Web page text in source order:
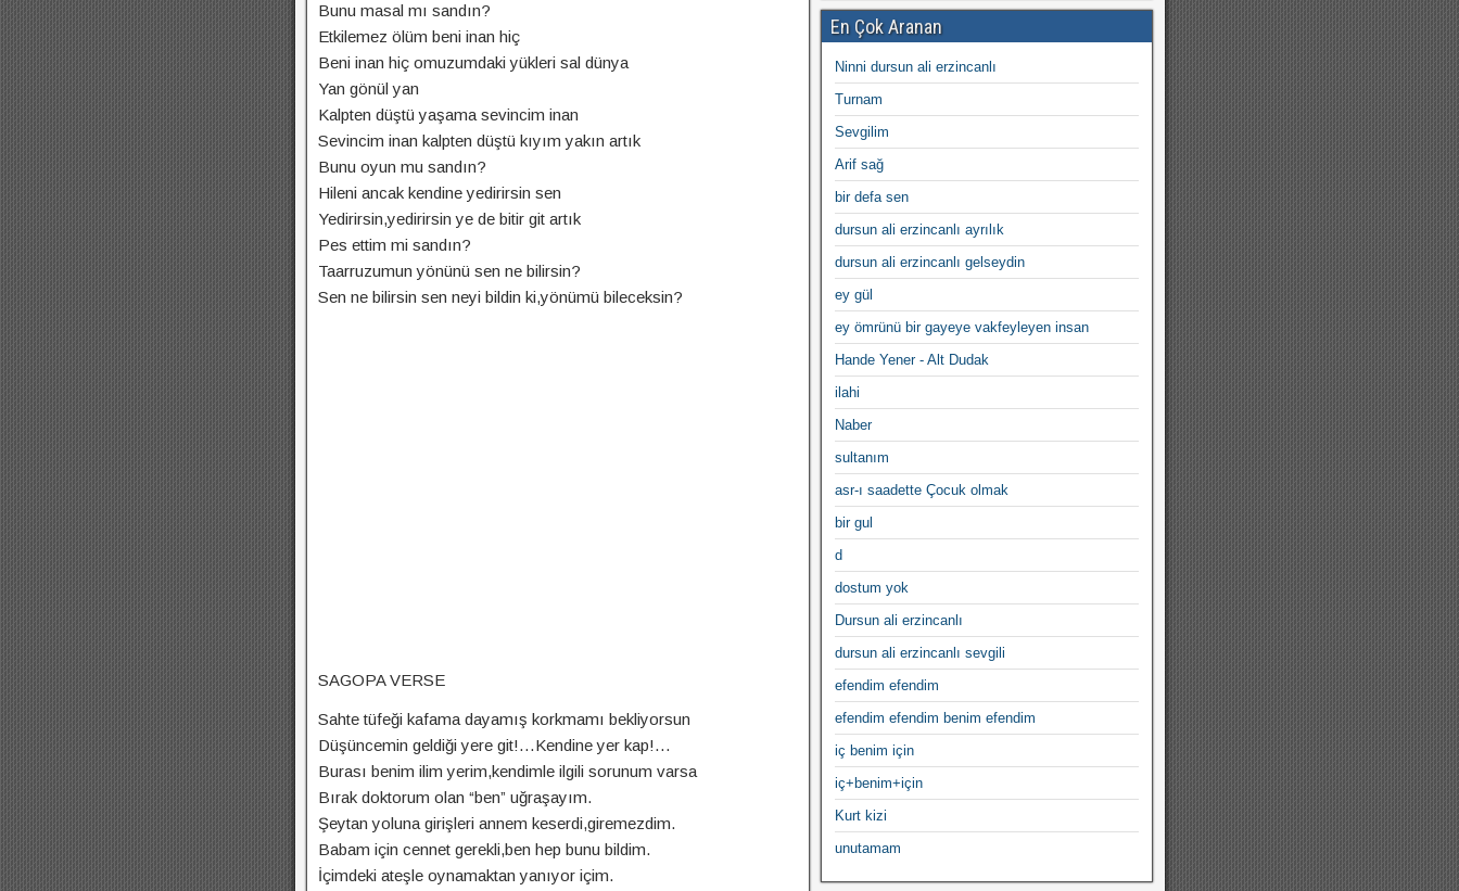
Bunu masal mı sandın?
Etkilemez ölüm beni inan hiç
Beni inan hiç omuzumdaki yükleri sal dünya
Yan gönül yan
Kalpten düştü yaşama sevincim inan
Sevincim inan kalpten düştü kıyım yakın artık
Bunu oyun mu sandın?
Hileni ancak kendine yedirirsin sen
Yedirirsin,yedirirsin ye de bitir git artık
Pes ettim mi sandın?
Taarruzumun yönünü sen ne bilirsin?
Sen ne bilirsin sen neyi bildin ki,yönümü bileceksin?
SAGOPA VERSE
Sahte tüfeği kafama dayamış korkmamı bekliyorsun
Düşüncemin geldiği yere git!…Kendine yer kap!…
Burası benim ilim yerim,kendimle ilgili sorunum varsa
Bırak doktorum olan “ben” uğraşayım.
Şeytan yoluna girişleri annem keserdi,giremezdim.
Babam için cennet gerekli,ben hep bunu bildim.
İçimdeki ateşle oynamaktan yanıyor içim.
En Çok Aranan
Ninni dursun ali erzincanlı
Turnam
Sevgilim
Arif sağ
bir defa sen
dursun ali erzincanlı ayrılık
dursun ali erzincanlı gelseydin
ey gül
ey ömrünü bir gayeye vakfeyleyen insan
Hande Yener - Alt Dudak
ilahi
Naber
sultanım
asr-ı saadette Çocuk olmak
bir gul
d
dostum yok
Dursun ali erzincanlı
dursun ali erzincanlı sevgili
efendim efendim
efendim efendim benim efendim
iç benim için
iç+benim+için
Kurt kizi
unutamam